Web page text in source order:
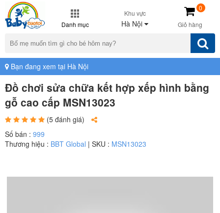
Danh mục
Khu vực
Hà Nội Giỏ hàng
0
Bạn đang xem tại Hà Nội
Đồ chơi sửa chữa kết hợp xếp hình bằng
gỗ cao cấp MSN13023
(5 đánh giá)
Số bán : 999
Thương hiệu : BBT Global | SKU : MSN13023